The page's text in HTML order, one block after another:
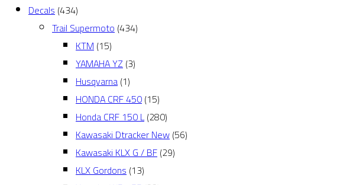
Decals(434)
Trail Supermoto(434)
KTM(15)
YAMAHA YZ(3)
Husqvarna(1)
HONDA CRF 450(15)
Honda CRF 150 L(280)
Kawasaki Dtracker New(56)
Kawasaki KLX G / BF(29)
KLX Gordons(13)